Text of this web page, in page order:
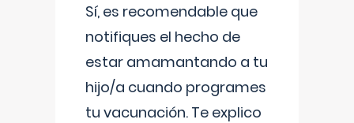
Sí, es recomendable que
notifiques el hecho de
estar amamantando a tu
hijo/a cuando programes
tu vacunación. Te explico